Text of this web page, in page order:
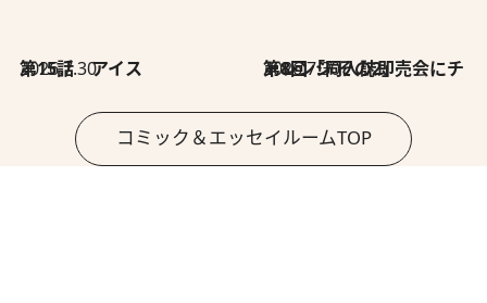
2026.7.30
第15話 アイス 2026.7.30
第8回「同人誌即売会にチャレンジ その2」
コミック＆エッセイルームTOP